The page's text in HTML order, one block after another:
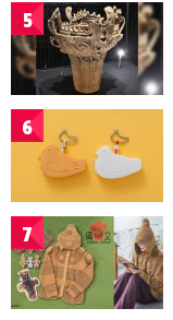
5
6
7